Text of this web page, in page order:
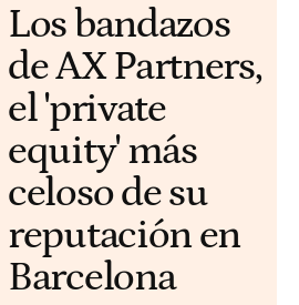
Los bandazos
de AX Partners,
el 'private
equity' más
celoso de su
reputación en
Barcelona